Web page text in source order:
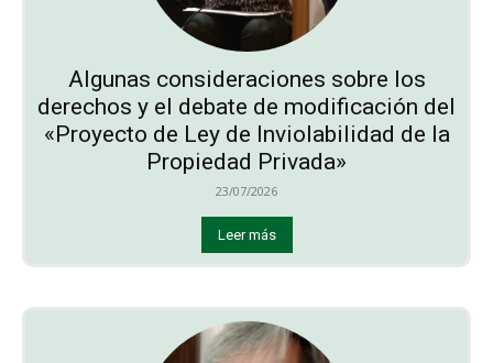
Algunas consideraciones sobre los
derechos y el debate de modificación del
«Proyecto de Ley de Inviolabilidad de la
Propiedad Privada»
23/07/2026
Leer más